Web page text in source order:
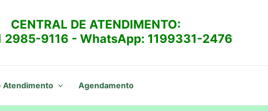
CENTRAL DE ATENDIMENTO:
2985-9116 - WhatsApp: 1199331-2476
Atendimento Agendamento